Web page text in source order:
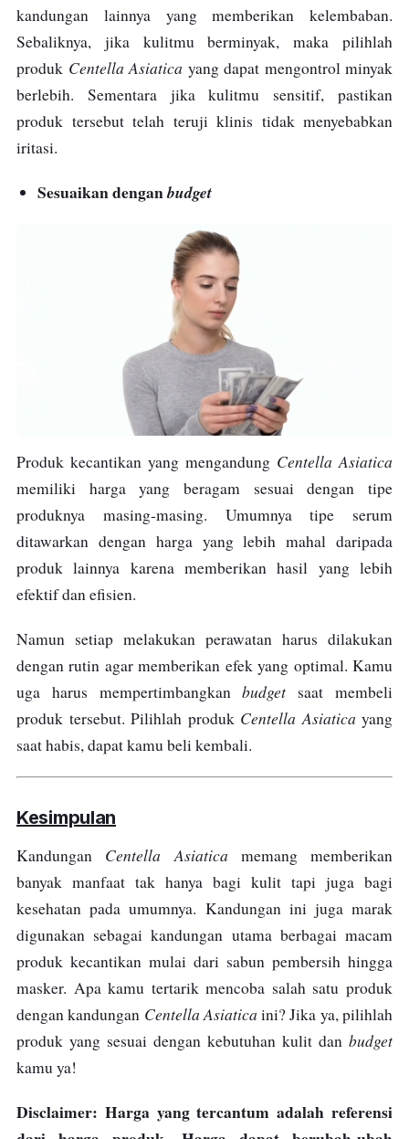
kandungan lainnya yang memberikan kelembaban.
Sebaliknya, jika kulitmu berminyak, maka pilihlah
produk Centella Asiatica yang dapat mengontrol minyak
berlebih. Sementara jika kulitmu sensitif, pastikan
produk tersebut telah teruji klinis tidak menyebabkan
iritasi.
Sesuaikan denganbudget
Produk kecantikan yang mengandung Centella Asiatica
memiliki harga yang beragam sesuai dengan tipe
produknya masing-masing. Umumnya tipe serum
ditawarkan dengan harga yang lebih mahal daripada
produk lainnya karena memberikan hasil yang lebih
efektif dan efisien.
Namun setiap melakukan perawatan harus dilakukan
dengan rutin agar memberikan efek yang optimal. Kamu
uga harus mempertimbangkanbudget saat membeli
produk tersebut. Pilihlah produk Centella Asiatica yang
saat habis, dapat kamu beli kembali.
Kesimpulan
Kandungan Centella Asiatica memang memberikan
banyak manfaat tak hanya bagi kulit tapi juga bagi
kesehatan pada umumnya. Kandungan ini juga marak
digunakan sebagai kandungan utama berbagai macam
produk kecantikan mulai dari sabun pembersih hingga
masker. Apa kamu tertarik mencoba salah satu produk
dengan kandungan Centella Asiatica ini? Jika ya, pilihlah
produk yang sesuai dengan kebutuhan kulit dan budget
kamu ya!
Disclaimer: Harga yang tercantum adalah referensi